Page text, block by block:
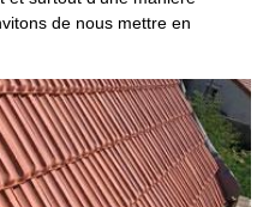
de nous mettre en